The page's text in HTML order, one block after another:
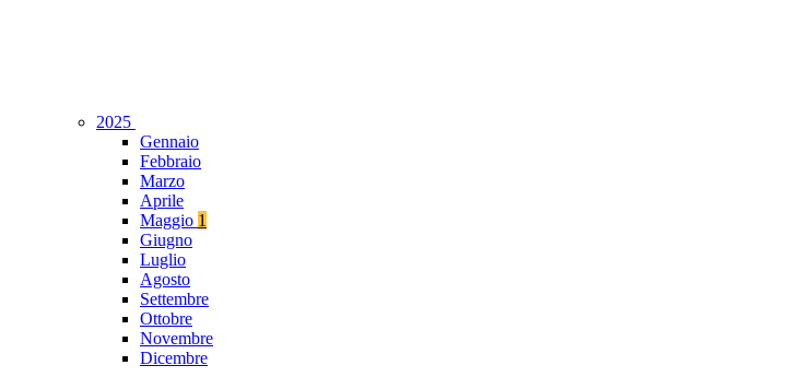
2025
Gennaio
Febbraio
Marzo
Aprile
Maggio 1
Giugno
Luglio
Agosto
Settembre
Ottobre
Novembre
Dicembre